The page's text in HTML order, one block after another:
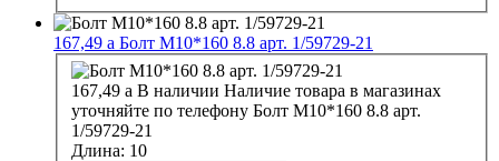
167,49 a Болт М10*160 8.8 арт. 1/59729-21
167,49 a В наличии Наличие товара в магазинах
уточняйте по телефону Болт М10*160 8.8 арт.
1/59729-21
Длина: 10